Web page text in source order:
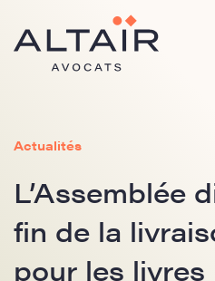
Actualités
L’Assemblée
fin de la
pour les livres